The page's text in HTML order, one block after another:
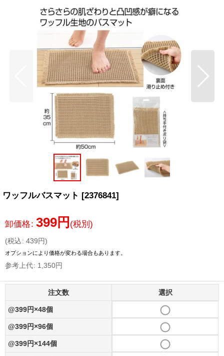
ワッフルバスマット [2376841]
卸価格: 399円 (税別)
(税込: 439円)
オプションにより価格が変わる場合もあります。
参考上代: 1,350円
注文数 選択
@399円×48個
@399円×96個
@399円×144個